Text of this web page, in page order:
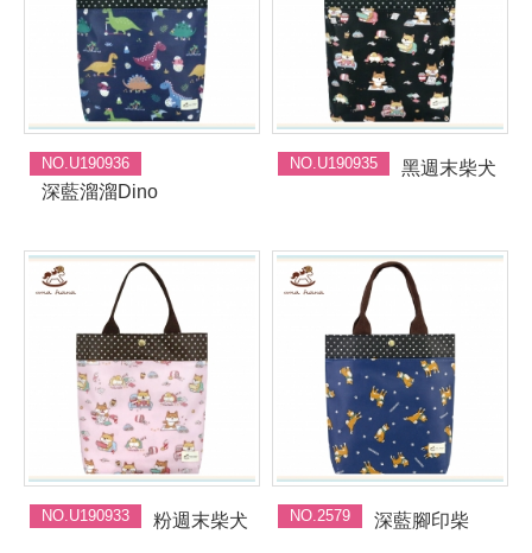
NO.U190936
深藍溜溜Dino
NO.U190935 黑週末柴犬
NO.U190933 粉週末柴犬 NO.2579 深藍腳印柴